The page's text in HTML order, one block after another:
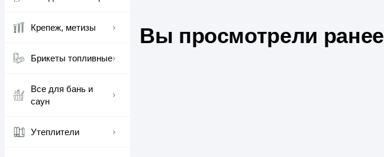
Крепеж, метизы
Брикеты топливные
Все для бань и
саун
Утеплители
Вы просмотрели ранее